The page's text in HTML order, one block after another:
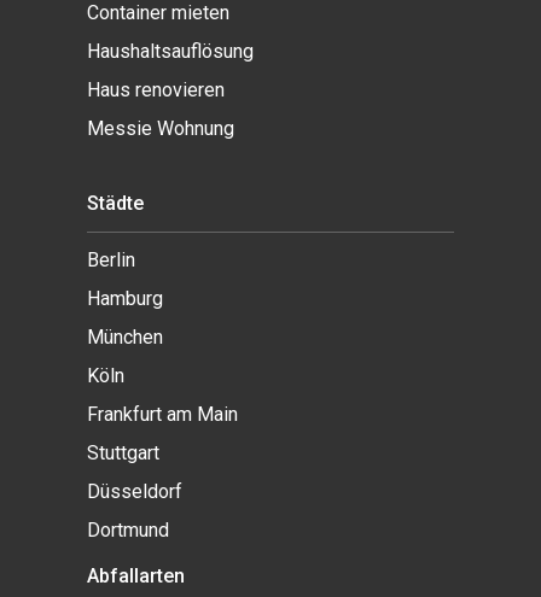
Container mieten
Haushaltsauflösung
Haus renovieren
Messie Wohnung
Städte
Berlin
Hamburg
München
Köln
Frankfurt am Main
Stuttgart
Düsseldorf
Dortmund
Abfallarten